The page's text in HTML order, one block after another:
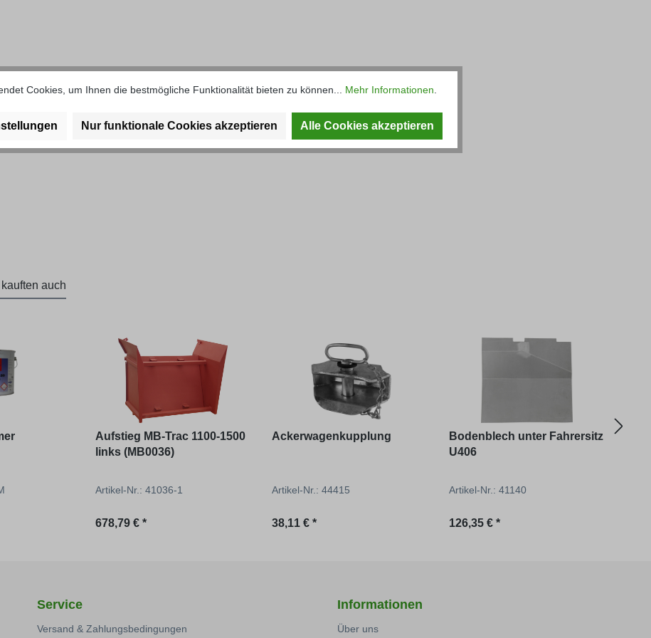
U406"
auch
Aufstieg MB-Trac 1100-1500
links (MB0036)
Artikel-Nr.: 41036-1
Regulärer Preis:
678,79 € *
Ackerwagenkupplung
Artikel-Nr.: 44415
Regulärer Preis:
38,11 € *
Bodenblech unter Fahrersitz
U406
Artikel-Nr.: 41140
Regulärer Preis:
126,35 € *
Service
Versand & Zahlungsbedingungen
Informationen
Über uns
Cookies, um Ihnen die bestmögliche Funktionalität bieten zu können... Mehr Informationen.
Nur funktionale Cookies akzeptieren Alle Cookies akzeptieren